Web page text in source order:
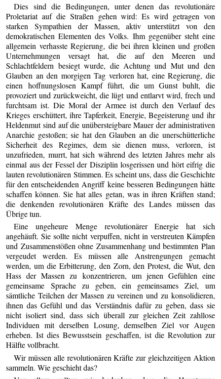
Dies sind die Bedingungen, unter denen das revolutionäre
Proletariat auf die Straßen gehen wird: Es wird getragen von
starken Sympathien der Massen, aktiv unterstützt von den
demokratischen Elementen des Volks. Ihm gegenüber steht eine
allgemein verhasste Regierung, die bei ihren kleinen und großen
Unternehmungen versagt hat, die auf den Meeren und
Schlachtfeldern besiegt wurde, die Achtung und Mut und den
Glauben an den morgigen Tag verloren hat, eine Regierung, die
einen hoffnungslosen Kampf führt, die um Gunst buhlt, die
provoziert und zurückweicht, die lügt und entlarvt wird, frech und
furchtsam ist. Die Moral der Armee ist durch den Verlauf des
Krieges erschüttert, ihre Tapferkeit, Energie, Begeisterung und ihr
Heldenmut sind auf die unübersteigbare Mauer der administrativen
Anarchie gestoßen; sie hat den Glauben an die unerschütterliche
Sicherheit des Regimes, dem sie dienen muss, verloren, ist
unzufrieden, murrt, hat sich während des letzten Jahres mehr als
einmal aus der Fessel der Disziplin losgerissen und hört eifrig die
lauten revolutionären Stimmen. Es scheint uns, dass die Geschichte
für den entscheidenden Angriff keine besseren Bedingungen hätte
schaffen können. Sie hat alles getan, was in ihren Kräften stand;
die denkenden revolutionären Kräfte des Landes müssen das
Übrige tun.
Eine ungeheure Menge revolutionärer Energie hat sich
angehäuft. Sie sollte nicht verpuffen, nicht in verstreuten Kämpfen
und Zusammenstößen ohne Zusammenhang und bestimmten Plan
vergeudet werden. Es müssen alle Anstrengungen gemacht
werden, um die Erbitterung, den Zorn, den Protest, die Wut, den
Hass der Massen zu konzentrieren, um jenen Gefühlen eine
gemeinsame Sprache zu geben, ein gemeinsames Ziel, um
sämtliche Teilchen der Massen zu vereinen und zu konsolidieren,
ihnen das Gefühl und das Verständnis dafür zu geben, dass sie
nicht isoliert sind, dass sich überall zur gleichen Zeit zahllose
Individuen mit derselben Losung, demselben Ziel vor Augen
erheben. Ist dies Bewusstsein geschaffen, ist die Revolution zur
Hälfte vollbracht.
Wir müssen alle revolutionären Kräfte zur gleichzeitigen Aktion
sammeln. Wie geschieht das?